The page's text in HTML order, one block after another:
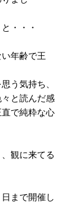
・・・
年齢で王
う気持ち、
と読んだ感
で純粋な心
観に来てる
まで開催し